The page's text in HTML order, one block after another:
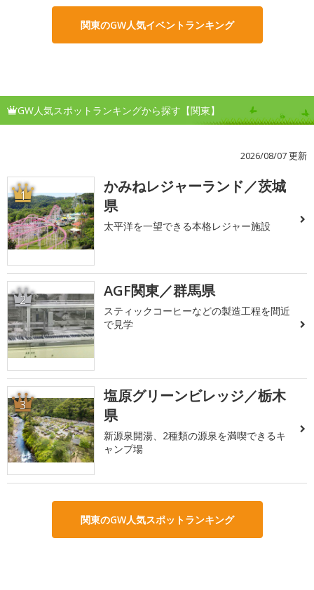
関東のGW人気イベントランキング
GW人気スポットランキングから探す【関東】
2026/08/07 更新
1
かみねレジャーランド／茨城
県
太平洋を一望できる本格レジャー施設
2 AGF関東／群馬県
スティックコーヒーなどの製造工程を間近
で見学
3
塩原グリーンビレッジ／栃木
県
新源泉開湯、2種類の源泉を満喫できるキ
ャンプ場
関東のGW人気スポットランキング